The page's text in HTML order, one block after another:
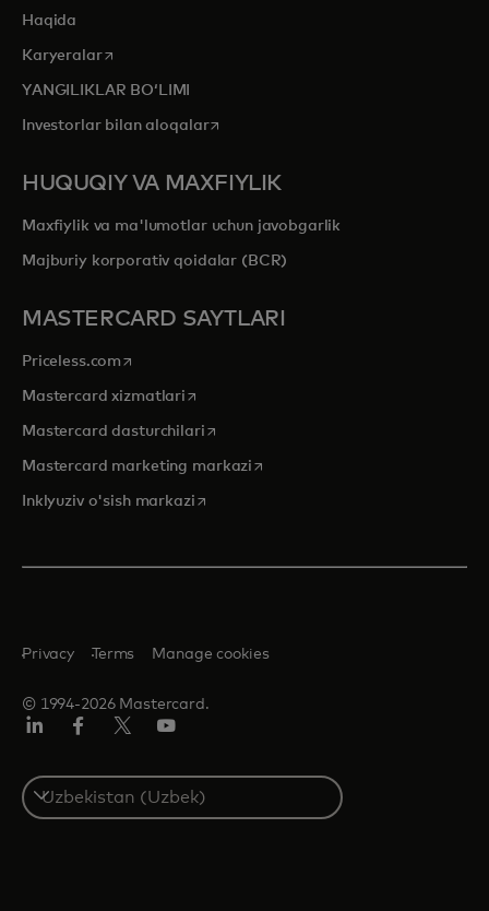
Haqida
Karyeralaropens in a new tab
YANGILIKLAR BOʻLIMI
Investorlar bilan aloqalaropens in a new tab
HUQUQIY VA MAXFIYLIK
Maxfiylik va ma'lumotlar uchun javobgarlik
Majburiy korporativ qoidalar (BCR)
MASTERCARD SAYTLARI
Priceless.com opens in a new tab
Mastercard xizmatlari opens in a new tab
Mastercard dasturchilariopens in a new tab
Mastercard marketing markazi opens in a new tab
Inklyuziv o'sish markaziopens in a new tab
© 1994-2026 Mastercard.
Privacy Terms Manage cookies
Select
a
country